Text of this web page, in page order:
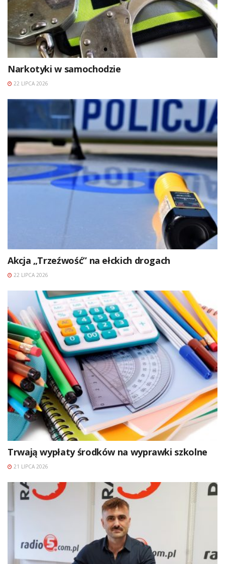
Narkotyki w samochodzie
22 LIPCA 2026
Akcja „Trzeźwość” na ełckich drogach
22 LIPCA 2026
Trwają wypłaty środków na wyprawki szkolne
21 LIPCA 2026